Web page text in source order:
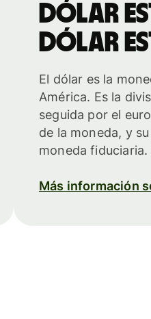
dólar
dólar
El dólar es la
América. Es la
seguida por el
de la moneda, y
moneda
Más información